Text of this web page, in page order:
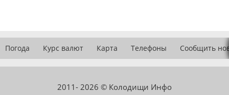
Погода Курс валют Карта Телефоны Сообщить
2011- 2026 © Колодищи Инфо